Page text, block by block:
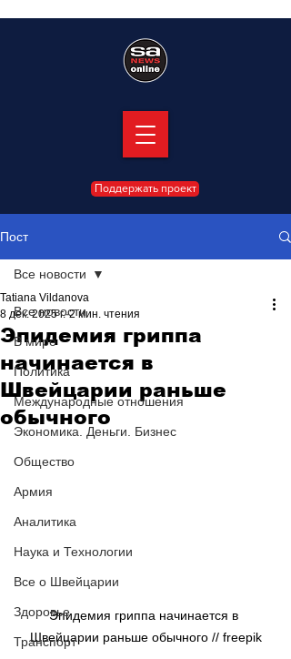
Поддержать проект
Пост
Все новости
В мире
Политика
Международные отношения
Экономика. Деньги. Бизнес
Общество
Армия
Аналитика
Наука и Технологии
Все о Швейцарии
Здоровье
Транспорт
Все новости
Эпидемия гриппа
начинается в
Швейцарии раньше
обычного
Tatiana Vildanova
8 дек. 2025 г. 2 мин. чтения
Эпидемия гриппа начинается в
Швейцарии раньше обычного // freepik